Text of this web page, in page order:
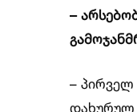
–
– პირველ
დახურულ